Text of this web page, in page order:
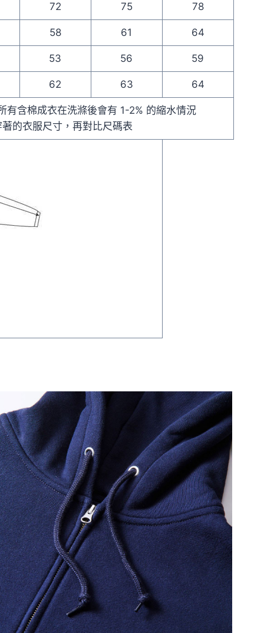
72 75 78
58 61 64
53 56 59
62 63 64
有含棉成衣在洗滌後會有 1-2% 的縮水情況
的衣服尺寸，再對比尺碼表